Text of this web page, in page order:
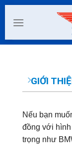
Skip
GIỚI
Nếu bạn
đồng với
trọng như